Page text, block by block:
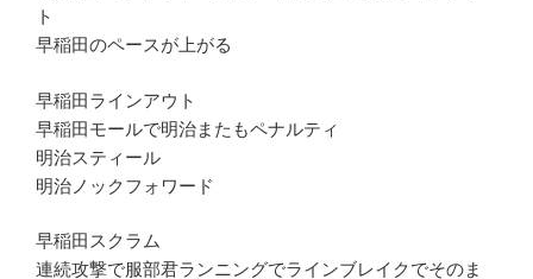
ト
早稲田のペースが上がる
早稲田ラインアウト
早稲田モールで明治またもペナルティ
明治スティール
明治ノックフォワード
早稲田スクラム
連続攻撃で服部君ランニングでラインブレイクでそのま